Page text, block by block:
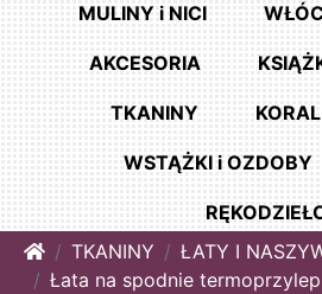
MULINY i NICI
AKCESORIA
TKANINY
WSTĄŻKI i OZDOBY
HomeTKANINY ŁATY I
Łata na spodnie